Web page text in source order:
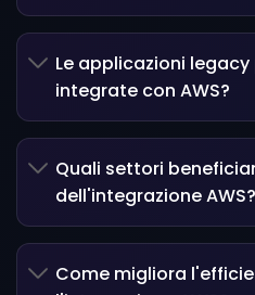
Le applicazioni
integrate con AWS?
Quali settori
dell'integrazione AWS?
Come migliora